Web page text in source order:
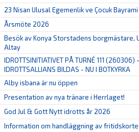
23 Nisan Ulusal Egemenlik ve Çocuk Bayrami
Årsmöte 2026
Besök av Konya Storstadens borgmästare,
Altay
IDROTTSINITIATIVET PÅ TURNÉ 111 (260306)
IDROTTSALLIANS BILDAS - NU I BOTKYRKA
Alby isbana är nu öppen
Presentation av nya tränare i Herrlaget!
God Jul & Gott Nytt idrotts år 2026
Information om handläggning av